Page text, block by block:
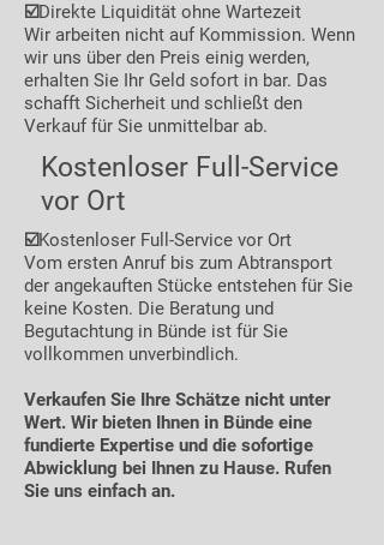
☑️Direkte Liquidität ohne Wartezeit
Wir arbeiten nicht auf Kommission. Wenn
wir uns über den Preis einig werden,
erhalten Sie Ihr Geld sofort in bar. Das
schafft Sicherheit und schließt den
Verkauf für Sie unmittelbar ab.
Kostenloser Full-Service
vor Ort
☑️Kostenloser Full-Service vor Ort
Vom ersten Anruf bis zum Abtransport
der angekauften Stücke entstehen für Sie
keine Kosten. Die Beratung und
Begutachtung in Bünde ist für Sie
vollkommen unverbindlich.
Verkaufen Sie Ihre Schätze nicht unter
Wert. Wir bieten Ihnen in Bünde eine
fundierte Expertise und die sofortige
Abwicklung bei Ihnen zu Hause. Rufen
Sie uns einfach an.